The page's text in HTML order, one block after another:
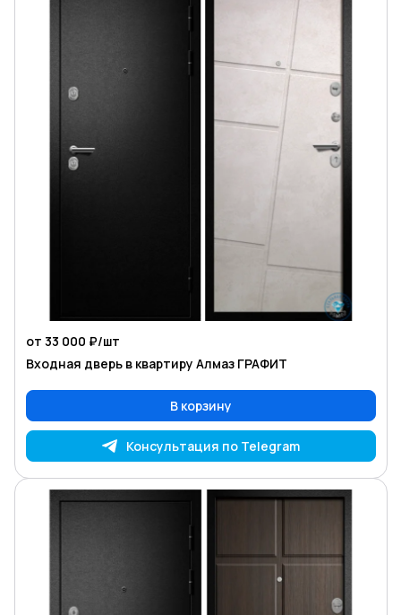
от 33 000 ₽/шт
Входная дверь в квартиру Алмаз ГРАФИТ
В корзину
Консультация по Telegram